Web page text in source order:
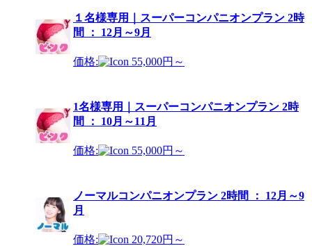
１名様専用｜スーパーコンパニオンプラン 2時
間 ： 12月～9月
価格: 55,000円～
1名様専用｜スーパーコンパニオンプラン 2時
間 ： 10月～11月
価格: 55,000円～
ノーマルコンパニオンプラン 2時間 ： 12月～9
月
価格: 20,720円～